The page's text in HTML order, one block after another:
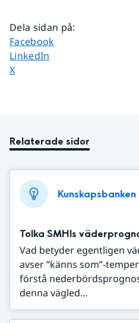
Dela sidan på:
Dela sidan på
Facebook
Dela sidan på
LinkedIn
Dela sidan på
X
Relaterade sidor
Kunskapsbanken
Tolka SMHIs
Vad betyder egentligen
avser ”känns som”-
förstå
denna vägled...